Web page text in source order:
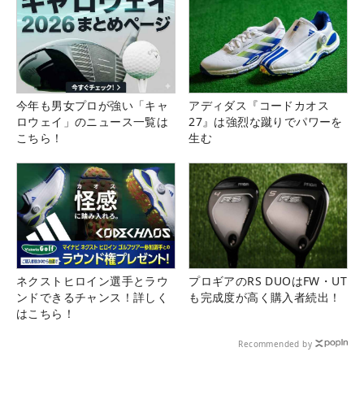
今年も男女プロが強い「キャ
ロウェイ」のニュース一覧は
こちら！
アディダス『コードカオス
27』は強烈な蹴りでパワーを
生む
ネクストヒロイン選手とラウ
ンドできるチャンス！詳しく
はこちら！
プロギアのRS DUOはFW・UT
も完成度が高く購入者続出！
Recommended by